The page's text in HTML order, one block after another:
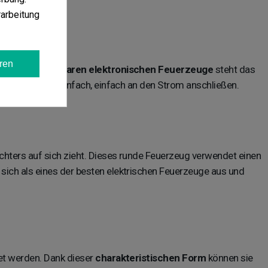
wiederaufladbaren elektronischen Feuerzeuge steht das
Aufladen ist einfach, einfach an den Strom anschließen.
auf sich zieht. Dieses runde Feuerzeug verwendet einen
als eines der besten elektrischen Feuerzeuge aus und
werden. Dank dieser charakteristischen Form können sie